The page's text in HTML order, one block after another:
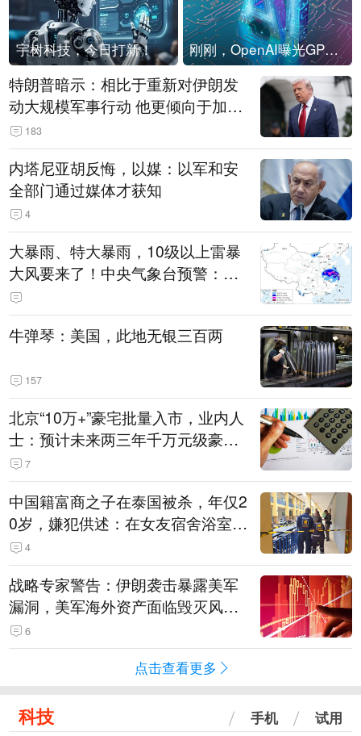
宇树科技，今日打新！ 刚刚，OpenAI曝光GPT-6！传10万亿参数，8月强行发布
特朗普暗示：相比于重新对伊朗发
动大规模军事行动 他更倾向于加大
经济施压
183
内塔尼亚胡反悔，以媒：以军和安
全部门通过媒体才获知
4
大暴雨、特大暴雨，10级以上雷暴
大风要来了！中央气象台预警：今
天到明天，浙江、安徽有特大暴雨
牛弹琴：美国，此地无银三百两
157
北京“10万+”豪宅批量入市，业内人
士：预计未来两三年千万元级豪宅
潜在供应达万套！谁在买单？
7
中国籍富商之子在泰国被杀，年仅2
0岁，嫌犯供述：在女友宿舍浴室发
现他，持刀询问身份时发生拉扯
4
战略专家警告：伊朗袭击暴露美军
漏洞，美军海外资产面临毁灭风
险！
6
点击查看更多
科技 手机 试用